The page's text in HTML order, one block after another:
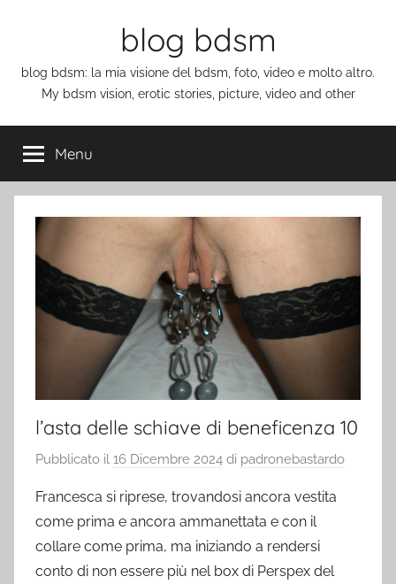
blog bdsm
blog bdsm: la mia visione del bdsm, foto, video e molto altro.
My bdsm vision, erotic stories, picture, video and other
Menu
l’asta delle schiave di beneficenza 10
Pubblicato il 16 Dicembre 2024 di padronebastardo
Francesca si riprese, trovandosi ancora vestita
come prima e ancora ammanettata e con il
collare come prima, ma iniziando a rendersi
conto di non essere più nel box di Perspex del